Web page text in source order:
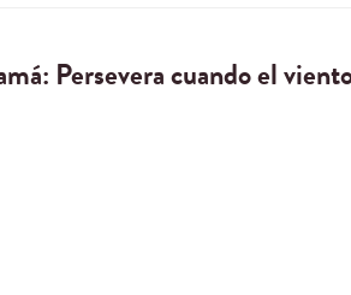
Persevera cuando el